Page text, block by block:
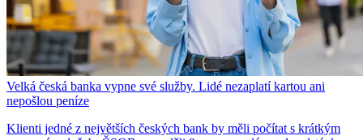
Velká česká banka vypne své služby. Lidé nezaplatí kartou ani
nepošlou peníze
Klienti jedné z největších českých bank by měli počítat s krátkým